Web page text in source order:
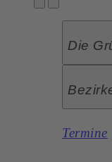
Die
Termine